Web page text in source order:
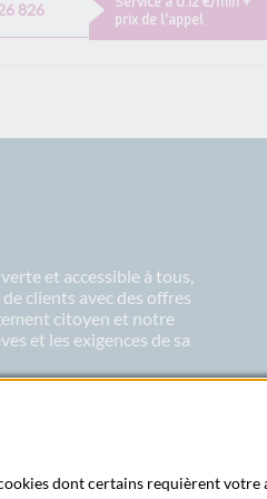
826
prix de l’appel
et accessible à tous,
clients avec des offres
citoyen et notre
et les exigences de sa
dont certains requièrent votre